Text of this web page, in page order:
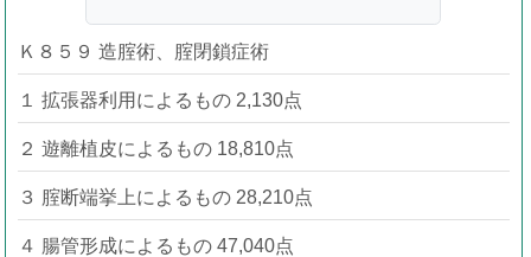
Ｋ８５９ 造腟術、腟閉鎖症術
１ 拡張器利用によるもの 2,130点
２ 遊離植皮によるもの 18,810点
３ 腟断端挙上によるもの 28,210点
４ 腸管形成によるもの 47,040点